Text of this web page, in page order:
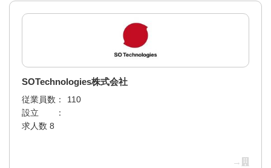
SOTechnologies株式会社
従業員数：
110
設立 ：
求人数 8
→